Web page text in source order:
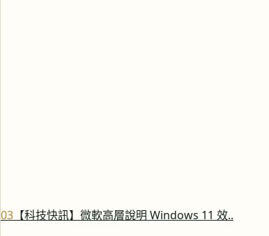
03 【科技快訊】微軟高層說明 Windows 11 效..